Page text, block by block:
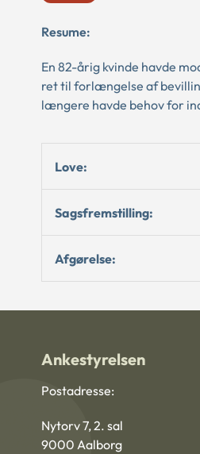
Resume:
En 82-årig kvinde havde
ret til forlængelse af
længere havde behov for
Love:
Sagsfremstilling:
Afgørelse:
Ankestyrelsen
Postadresse:
Nytorv 7, 2. sal
9000 Aalborg